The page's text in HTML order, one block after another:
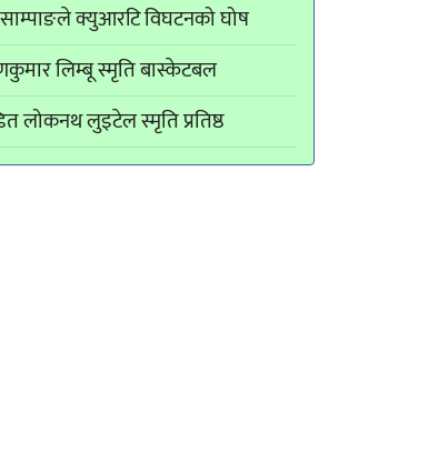
क्युआरटि विघटनको घोष
लिम्बू स्मृति बास्केटबल
लोकनथ लुइटेल स्मृति प्रतिष्ठ